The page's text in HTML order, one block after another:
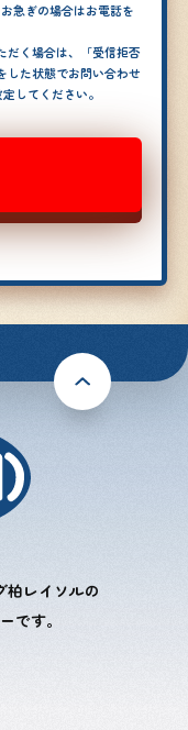
急ぎの場合はお電話を
だく場合は、「受信拒否
した状態でお問い合わせ
してください。
柏レイソルの
です。